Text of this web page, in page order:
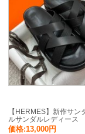
【HERMES】新作サン
ルサンダルレディース
価格:13,000円